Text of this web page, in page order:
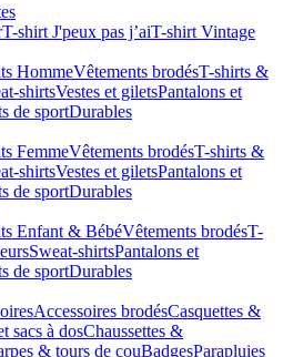
T-shirt J'peux pas j’aiT-shirt Vintage
HommeVêtements brodésT-shirts &
shirtsVestes et giletsPantalons et
de sportDurables
FemmeVêtements brodésT-shirts &
shirtsVestes et giletsPantalons et
de sportDurables
Enfant & BébéVêtements brodésT-
Sweat-shirtsPantalons et
de sportDurables
Accessoires brodésCasquettes &
sacs à dosChaussettes &
& tours de couBadgesParapluies